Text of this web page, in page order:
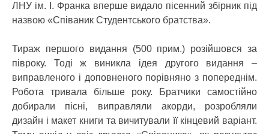
ЛНУ ім. І. Франка вперше видало пісенний збірник під
назвою «Співаник Студентського братства».
Тираж першого видання (500 прим.) розійшовся за
півроку. Тоді ж виникла ідея другого видання –
виправленого і доповненого порівняно з попереднім.
Робота тривала більше року. Братчики самостійно
добирали пісні, виправляли акорди, розробляли
дизайн і макет книги та вичитували її кінцевий варіант.